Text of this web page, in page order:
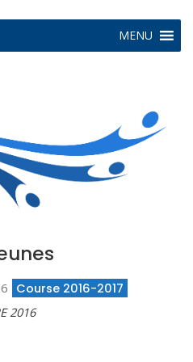
MENU
Course 2016-2017
2016